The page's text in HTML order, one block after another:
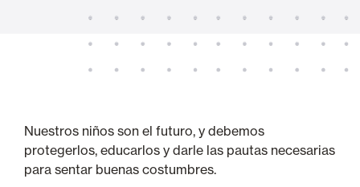
Nuestros niños son el futuro, y debemos
protegerlos, educarlos y darle las pautas necesarias
para sentar buenas costumbres.